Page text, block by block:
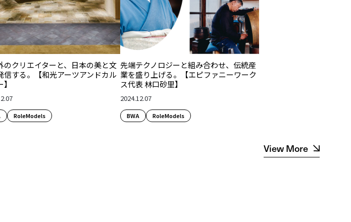
のクリエイターと、日本の美と文
信する。【和光アーツアンドカル
RoleModels
先端テクノロジーと組み合わせ、伝統産
業を盛り上げる。【エピファニーワーク
ス代表 林口砂里】
2024.12.07
BWA RoleModels
View More